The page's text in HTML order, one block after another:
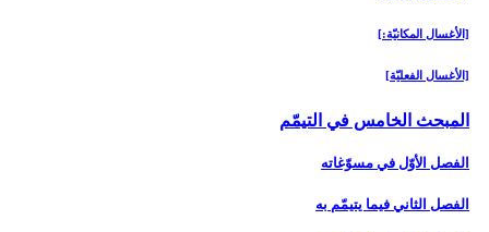
[الأغسال المكانيّة:]
[الأغسال الفعليّة]
المبحث الخامس في التيمّم‏
الفصل الأوّل في مسوّغاته
الفصل الثاني فيما يتيمّم به